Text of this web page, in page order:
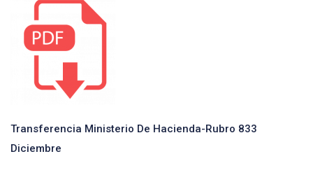
Transferencia Ministerio De Hacienda-Rubro 833
Diciembre